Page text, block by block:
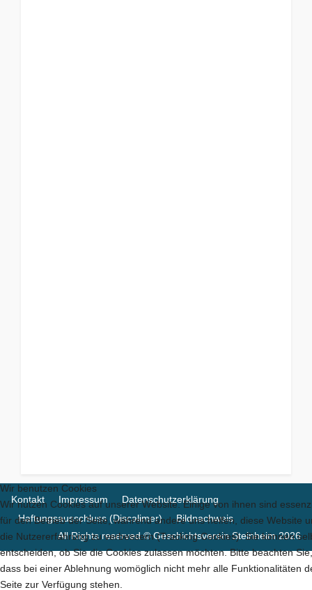
Kontakt Impressum
Datenschutzerklärung
Haftungsausschluss (Discalimer)
Bildnachweis
All Rights reserved © Geschichtsverein Steinheim 2026
Wir benutzen Cookies
Wir nutzen Cookies auf unserer Website. Einige von ihnen sind
für den Betrieb der Seite, während andere uns helfen, diese Website
die Nutzererfahrung zu verbessern (Tracking Cookies). Sie können
entscheiden, ob Sie die Cookies zulassen möchten. Bitte beachten Sie,
dass bei einer Ablehnung womöglich nicht mehr alle Funktionalitäten
Seite zur Verfügung stehen.